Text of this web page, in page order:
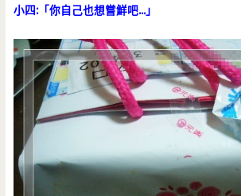
小四:「你自己也想嘗鮮吧…」